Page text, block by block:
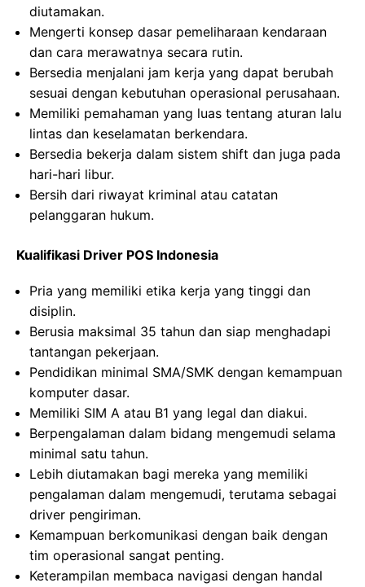
diutamakan.
Mengerti konsep dasar pemeliharaan kendaraan
dan cara merawatnya secara rutin.
Bersedia menjalani jam kerja yang dapat berubah
sesuai dengan kebutuhan operasional perusahaan.
Memiliki pemahaman yang luas tentang aturan lalu
lintas dan keselamatan berkendara.
Bersedia bekerja dalam sistem shift dan juga pada
hari-hari libur.
Bersih dari riwayat kriminal atau catatan
pelanggaran hukum.
Kualifikasi Driver POS Indonesia
Pria yang memiliki etika kerja yang tinggi dan
disiplin.
Berusia maksimal 35 tahun dan siap menghadapi
tantangan pekerjaan.
Pendidikan minimal SMA/SMK dengan kemampuan
komputer dasar.
Memiliki SIM A atau B1 yang legal dan diakui.
Berpengalaman dalam bidang mengemudi selama
minimal satu tahun.
Lebih diutamakan bagi mereka yang memiliki
pengalaman dalam mengemudi, terutama sebagai
driver pengiriman.
Kemampuan berkomunikasi dengan baik dengan
tim operasional sangat penting.
Keterampilan membaca navigasi dengan handal